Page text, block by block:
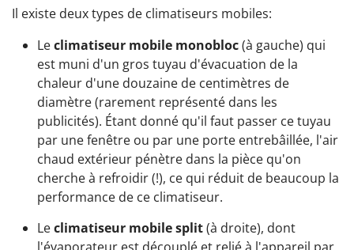
Il existe deux types de climatiseurs mobiles:
Leclimatiseur mobile monobloc(à gauche) qui
est muni d'un gros tuyau d'évacuation de la
chaleur d'une douzaine de centimètres de
diamètre (rarement représenté dans les
publicités). Étant donné qu'il faut passer ce tuyau
par une fenêtre ou par une porte entrebâillée, l'air
chaud extérieur pénètre dans la pièce qu'on
cherche à refroidir (!), ce qui réduit de beaucoup la
performance de ce climatiseur.
Leclimatiseur mobile split(à droite), dont